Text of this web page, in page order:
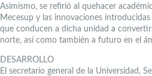
Asimismo, se refirió al quehacer
Mecesup y las innovaciones
que conducen a dicha unidad a
norte, así como también a futuro en el
DESARROLLO
El secretario general de la Universidad,